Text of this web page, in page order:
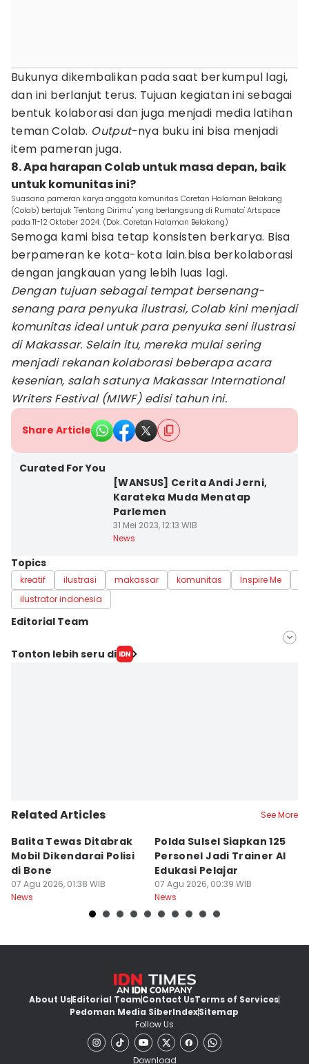
Bukunya dikembalikan pada saat berkumpul lagi,
dan ini berlanjut terus. Tujuan kegiatan ini sebagai
bentuk kolaborasi dan juga menjadi media latihan
teman Colab. Output-nya buku ini bisa menjadi
item pameran juga.
8. Apa harapan Colab untuk masa depan, baik
untuk komunitas ini?
Suasana pameran karya anggota komunitas Coretan Halaman Belakang
(Colab) bertajuk "Tentang Dirimu" yang berlangsung di Rumata' Artspace
pada 11-12 Oktober 2024. (Dok. Coretan Halaman Belakang)
Semoga kami bisa tetap konsisten berkarya. Bisa
berpameran ke kota-kota lain.bisa berkolaborasi
dengan jangkauan yang lebih luas lagi.
Dengan tujuan sebagai tempat bersenang-
senang para penyuka ilustrasi, Colab kini menjadi
komunitas ideal untuk para penyuka seni ilustrasi
di Makassar. Selain itu, mereka mulai sering
menjadi rekanan kolaborasi beberapa acara
kesenian, salah satunya Makassar International
Writers Festival (MIWF) edisi tahun ini.
Share Article
Curated For You
[WANSUS] Cerita Andi Jerni,
Karateka Muda Menatap
Parlemen
31 Mei 2023, 12:13 WIB
News
Topics
kreatif ilustrasi makassar komunitas Inspire Me
ilustrator indonesia
Editorial Team
Editor
Tonton lebih seru di
Related Articles See More
Balita Tewas Ditabrak
Mobil Dikendarai Polisi
di Bone
07 Agu 2026, 01:38 WIB
News
Polda Sulsel Siapkan 125
Personel Jadi Trainer AI
Edukasi Pelajar
07 Agu 2026, 00:39 WIB
News
About UsEditorial TeamContact UsTerms of Services
Pedoman Media SiberIndexSitemap
Follow Us
Download